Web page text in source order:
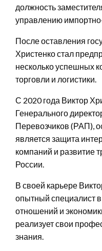
должность
управлению
После оставления
Христенко стал
несколько успешных
торговли и логистики.
С 2020 года Виктор
Генерального
Перевозчиков (РАП),
является защита
компаний и развитие
России.
В своей карьере
опытный специалист
отношений и
реализует свои
знания.